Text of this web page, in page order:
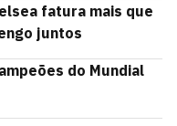
fatura mais que
juntos
do Mundial